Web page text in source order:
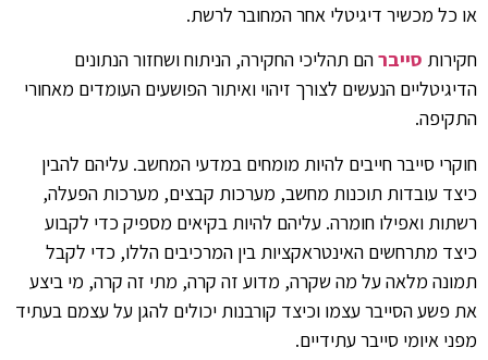
או כל מכשיר דיגיטלי אחר המחובר לרשת.
חקירות סייברהם תהליכי החקירה, הניתוח ושחזור הנתונים
הדיגיטליים הנעשים לצורך זיהוי ואיתור הפושעים העומדים מאחורי
התקיפה.
חוקרי סייבר חייבים להיות מומחים במדעי המחשב. עליהם להבין
כיצד עובדות תוכנות מחשב, מערכות קבצים, מערכות הפעלה,
רשתות ואפילו חומרה. עליהם להיות בקיאים מספיק כדי לקבוע
כיצד מתרחשים האינטראקציות בין המרכיבים הללו, כדי לקבל
תמונה מלאה על מה שקרה, מדוע זה קרה, מתי זה קרה, מי ביצע
את פשע הסייבר עצמו וכיצד קורבנות יכולים להגן על עצמם בעתיד
מפני איומי סייבר עתידיים.